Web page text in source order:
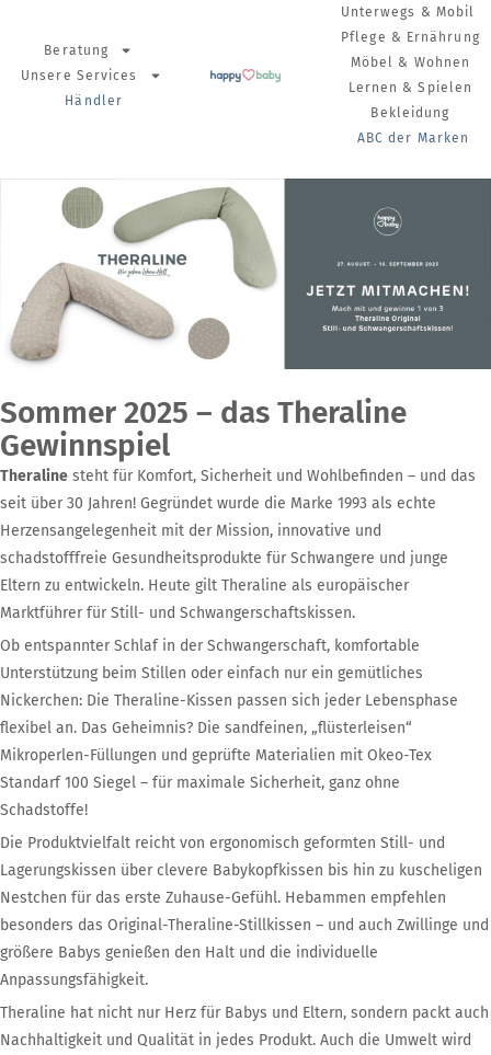
Beratung
Unsere Services
Händler
Unterwegs & Mobil
Pflege & Ernährung
Möbel & Wohnen
Lernen & Spielen
Bekleidung
ABC der Marken
Sommer 2025 – das Theraline
Gewinnspiel
Theraline steht für Komfort, Sicherheit und Wohlbefinden – und das
seit über 30 Jahren! Gegründet wurde die Marke 1993 als echte
Herzensangelegenheit mit der Mission, innovative und
schadstofffreie Gesundheitsprodukte für Schwangere und junge
Eltern zu entwickeln. Heute gilt Theraline als europäischer
Marktführer für Still- und Schwangerschaftskissen.
Ob entspannter Schlaf in der Schwangerschaft, komfortable
Unterstützung beim Stillen oder einfach nur ein gemütliches
Nickerchen: Die Theraline-Kissen passen sich jeder Lebensphase
flexibel an. Das Geheimnis? Die sandfeinen, „flüsterleisen“
Mikroperlen-Füllungen und geprüfte Materialien mit Okeo-Tex
Standarf 100 Siegel – für maximale Sicherheit, ganz ohne
Schadstoffe!
Die Produktvielfalt reicht von ergonomisch geformten Still- und
Lagerungskissen über clevere Babykopfkissen bis hin zu kuscheligen
Nestchen für das erste Zuhause-Gefühl. Hebammen empfehlen
besonders das Original-Theraline-Stillkissen – und auch Zwillinge und
größere Babys genießen den Halt und die individuelle
Anpassungsfähigkeit.
Theraline hat nicht nur Herz für Babys und Eltern, sondern packt auch
Nachhaltigkeit und Qualität in jedes Produkt. Auch die Umwelt wird